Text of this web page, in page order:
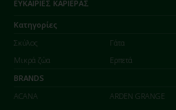
ΕΥΚΑΙΡΙΕΣ ΚΑΡΙΕΡΑΣ
Κατηγορίες
Σκύλος
Γάτα
Μικρά ζώα
Ερπετά
BRANDS
ACANA
ARDEN GRANGE